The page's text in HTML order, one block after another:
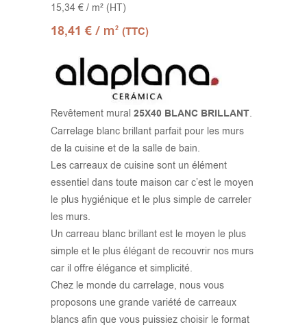
15,34 € / m² (HT)
18,41€ / m2 (TTC)
Revêtement mural 25X40 BLANC BRILLANT.
Carrelage blanc brillant parfait pour les murs
de la cuisine et de la salle de bain.
Les carreaux de cuisine sont un élément
essentiel dans toute maison car c’est le moyen
le plus hygiénique et le plus simple de carreler
les murs.
Un carreau blanc brillant est le moyen le plus
simple et le plus élégant de recouvrir nos murs
car il offre élégance et simplicité.
Chez le monde du carrelage, nous vous
proposons une grande variété de carreaux
blancs afin que vous puissiez choisir le format